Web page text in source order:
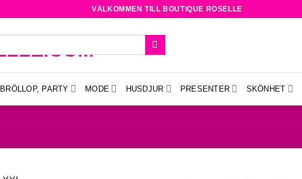
VÄLKOMMEN TILL BOUTIQUE ROSELLE
BRÖLLOP, PARTY MODE HUSDJUR PRESENTER SKÖNHET